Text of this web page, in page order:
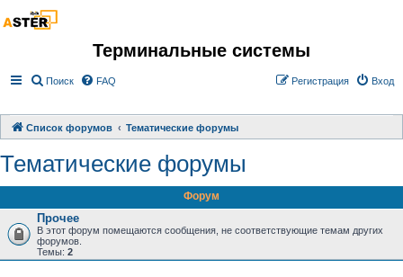
Терминальные системы
Поиск FAQ Вход
Регистрация
Список форумов Тематические форумы
Тематические форумы
Форум
Прочее
В этот форум помещаются сообщения, не соответствующие темам других
форумов.
Темы: 2